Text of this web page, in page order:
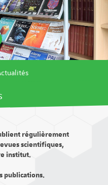
régulièrement
scientifiques,
institut.
publications.